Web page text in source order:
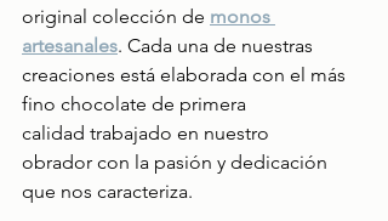
original colección de monos
artesanales. Cada una de nuestras
creaciones está elaborada con el más
fino chocolate de primera
calidad trabajado en nuestro
obrador con la pasión y dedicación
que nos caracteriza.